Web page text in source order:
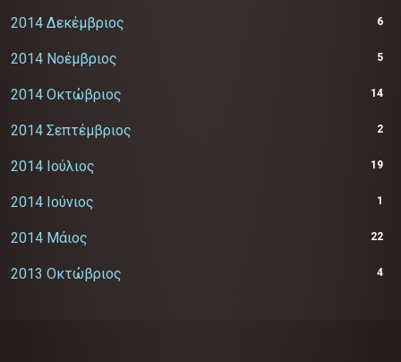
2014 Δεκέμβριος 6
2014 Νοέμβριος 5
2014 Οκτώβριος 14
2014 Σεπτέμβριος 2
2014 Ιούλιος 19
2014 Ιούνιος 1
2014 Μάιος 22
2013 Οκτώβριος 4